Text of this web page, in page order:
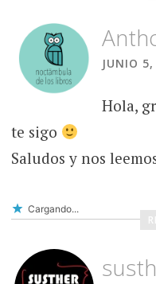
JUNIO
Hola,
te sigo
Saludos y nos
Cargando...